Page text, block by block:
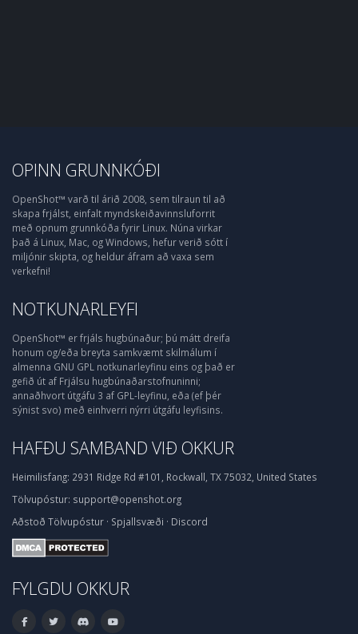
OPINN GRUNNKÓÐI
OpenShot™ varð til árið 2008, sem tilraun til að
skapa frjálst, einfalt myndskeiðavinnsluforrit
með opnum grunnkóða fyrir Linux. Núna virkar
það á Linux, Mac, og Windows, hefur verið sótt í
miljónir skipta, og heldur áfram að vaxa sem
verkefni!
NOTKUNARLEYFI
OpenShot™ er frjáls hugbúnaður; þú mátt dreifa
honum og/eða breyta samkvæmt skilmálum í
almenna GNU GPL notkunarleyfinu eins og það er
gefið út af Frjálsu hugbúnaðarstofnuninni;
annaðhvort útgáfu 3 af GPL-leyfinu, eða (ef þér
sýnist svo) með einhverri nýrri útgáfu leyfisins.
HAFÐU SAMBAND VIÐ OKKUR
Heimilisfang: 2931 Ridge Rd #101, Rockwall, TX 75032, United States
Tölvupóstur: support@openshot.org
Aðstoð Tölvupóstur · Spjallsvæði · Discord
FYLGDU OKKUR